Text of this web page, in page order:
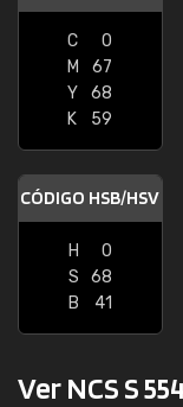
C
0
M
67
Y
68
K
59
CÓDIGO HSB/HSV
H
0
S
68
B
41
Ver NCS S